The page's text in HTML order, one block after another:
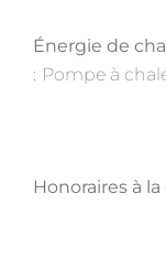
Énergie de
Pompe à
Honoraires à